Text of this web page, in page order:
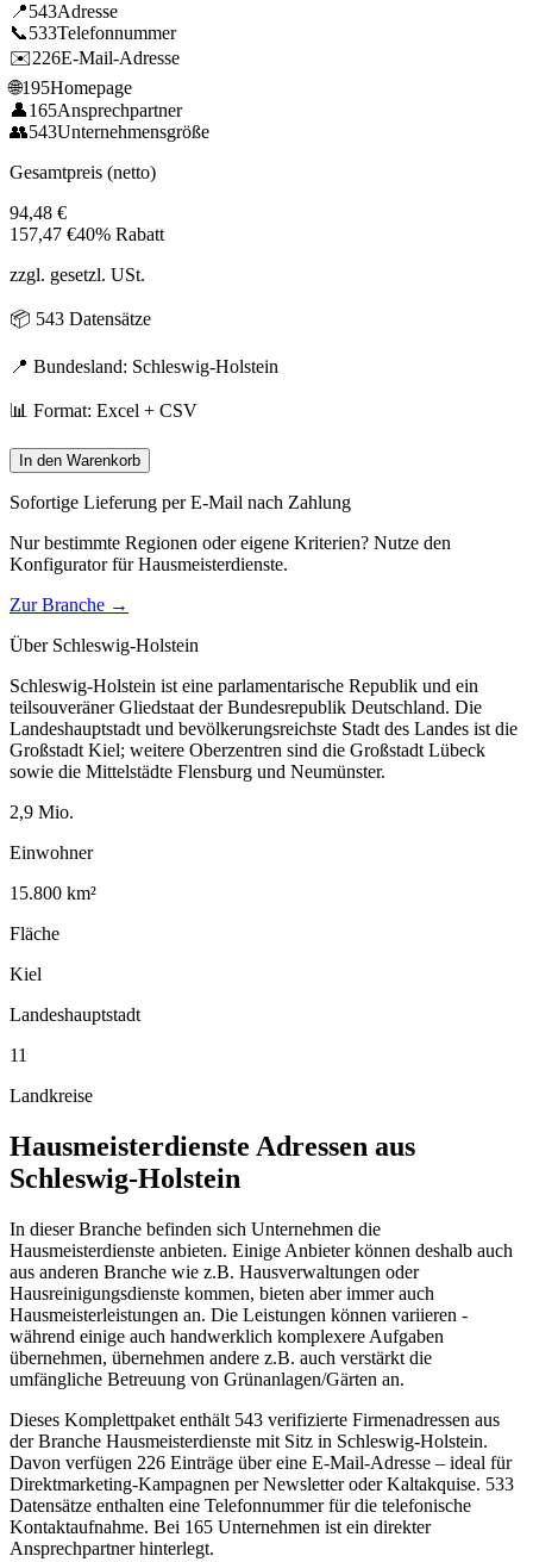
📍543Adresse
📞533Telefonnummer
✉️226E-Mail-Adresse
🌐195Homepage
👤165Ansprechpartner
👥543Unternehmensgröße
Gesamtpreis (netto)
94,48 €
157,47 €40% Rabatt
zzgl. gesetzl. USt.
📦 543 Datensätze
📍 Bundesland: Schleswig-Holstein
📊 Format: Excel + CSV
In den Warenkorb
Sofortige Lieferung per E-Mail nach Zahlung
Nur bestimmte Regionen oder eigene Kriterien? Nutze den
Konfigurator fürHausmeisterdienste.
Zur Branche →
Über Schleswig-Holstein
Schleswig-Holstein ist eine parlamentarische Republik und ein
teilsouveräner Gliedstaat der Bundesrepublik Deutschland. Die
Landeshauptstadt und bevölkerungsreichste Stadt des Landes ist die
Großstadt Kiel; weitere Oberzentren sind die Großstadt Lübeck
sowie die Mittelstädte Flensburg und Neumünster.
2,9 Mio.
Einwohner
15.800 km²
Fläche
Kiel
Landeshauptstadt
11
Landkreise
Hausmeisterdienste Adressen aus
Schleswig-Holstein
In dieser Branche befinden sich Unternehmen die
Hausmeisterdienste anbieten. Einige Anbieter können deshalb auch
aus anderen Branche wie z.B. Hausverwaltungen oder
Hausreinigungsdienste kommen, bieten aber immer auch
Hausmeisterleistungen an. Die Leistungen können variieren -
während einige auch handwerklich komplexere Aufgaben
übernehmen, übernehmen andere z.B. auch verstärkt die
umfängliche Betreuung von Grünanlagen/Gärten an.
Dieses Komplettpaket enthält 543 verifizierte Firmenadressen aus
der Branche Hausmeisterdienste mit Sitz in Schleswig-Holstein.
Davon verfügen 226 Einträge über eine E-Mail-Adresse – ideal für
Direktmarketing-Kampagnen per Newsletter oder Kaltakquise. 533
Datensätze enthalten eine Telefonnummer für die telefonische
Kontaktaufnahme. Bei 165 Unternehmen ist ein direkter
Ansprechpartner hinterlegt.